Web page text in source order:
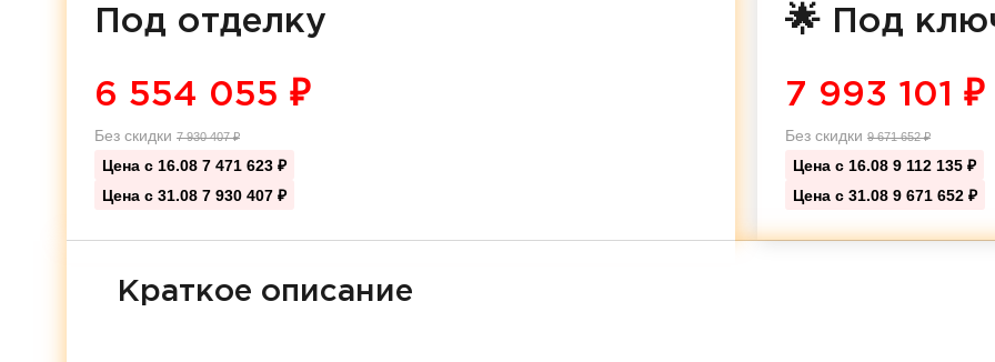
Под отделку
6 554 055 ₽
Без скидки 7 930 407₽
Цена с 16.08 7 471 623 ₽
Цена с 31.08 7 930 407 ₽
🌟 Под
7 993 101 ₽
Без скидки 9 671 652₽
Цена с 16.08 9 112 135 ₽
Цена с 31.08 9 671 652 ₽
Краткое описание